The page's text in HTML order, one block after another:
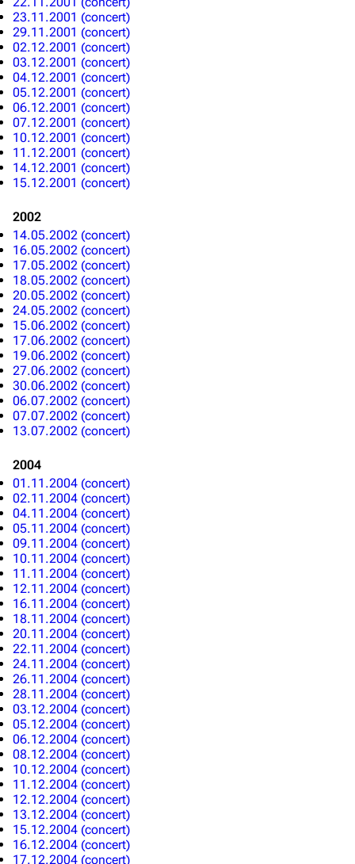
23.11.2001 (concert)
29.11.2001 (concert)
02.12.2001 (concert)
03.12.2001 (concert)
04.12.2001 (concert)
05.12.2001 (concert)
06.12.2001 (concert)
07.12.2001 (concert)
10.12.2001 (concert)
11.12.2001 (concert)
14.12.2001 (concert)
15.12.2001 (concert)
2002
14.05.2002 (concert)
16.05.2002 (concert)
17.05.2002 (concert)
18.05.2002 (concert)
20.05.2002 (concert)
24.05.2002 (concert)
15.06.2002 (concert)
17.06.2002 (concert)
19.06.2002 (concert)
27.06.2002 (concert)
30.06.2002 (concert)
06.07.2002 (concert)
07.07.2002 (concert)
13.07.2002 (concert)
2004
01.11.2004 (concert)
02.11.2004 (concert)
04.11.2004 (concert)
05.11.2004 (concert)
09.11.2004 (concert)
10.11.2004 (concert)
11.11.2004 (concert)
12.11.2004 (concert)
16.11.2004 (concert)
18.11.2004 (concert)
20.11.2004 (concert)
22.11.2004 (concert)
24.11.2004 (concert)
26.11.2004 (concert)
28.11.2004 (concert)
03.12.2004 (concert)
05.12.2004 (concert)
06.12.2004 (concert)
08.12.2004 (concert)
10.12.2004 (concert)
11.12.2004 (concert)
12.12.2004 (concert)
13.12.2004 (concert)
15.12.2004 (concert)
16.12.2004 (concert)
17.12.2004 (concert)